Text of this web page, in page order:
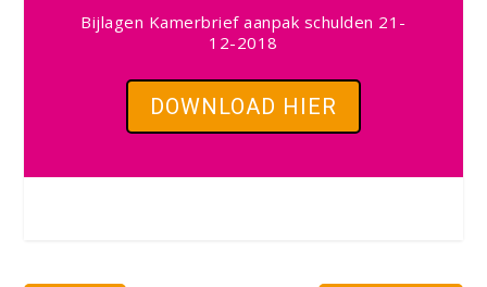
Bijlagen Kamerbrief aanpak schulden 21-
12-2018
DOWNLOAD HIER